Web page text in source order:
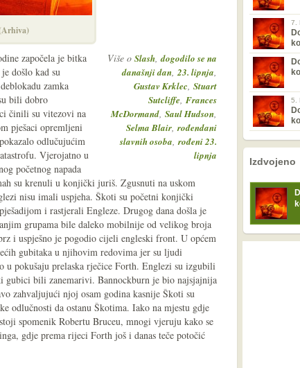
Više o Slash,dogodilo se na
današnji dan,23. lipnja,
Gustav Krklec, Stuart
Sutcliffe, Frances
McDormand, Saul Hudson,
Selma Blair,rođendani
slavnih osoba,rođeni 23.
lipnja
započela je bitka
došlo kad su
zamka
bili dobro
činili su vitezovi na
pješaci opremljeni
odlučujućim
Vjerojatno u
početnog napada
su krenuli u konjički juriš. Zgusnuti na uskom
nisu imali uspjeha. Škoti su početni konjički
i rastjerali Engleze. Drugog dana došla je
grupama bile daleko mobilnije od velikog broja
i uspješno je pogodio cijeli engleski front. U općem
gubitaka u njihovim redovima jer su ljudi
pokušaju prelaska rječice Forth. Englezi su izgubili
gubici bili zanemarivi. Bannockburn je bio najsjajnija
zahvaljujući njoj osam godina kasnije Škoti su
odlučnosti da ostanu Škotima. Iako na mjestu gdje
spomenik Robertu Bruceu, mnogi vjeruju kako se
gdje prema rijeci Forth još i danas teče potočić
7.
5.
nema prethodne stranice
nema sljedećeIzdvojeno